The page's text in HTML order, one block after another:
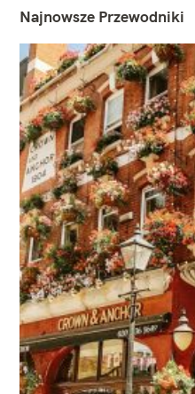
Najnowsze Przewodniki